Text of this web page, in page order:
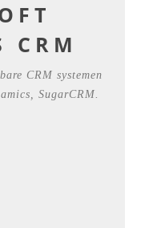
CRM
CRM systemen
SugarCRM.